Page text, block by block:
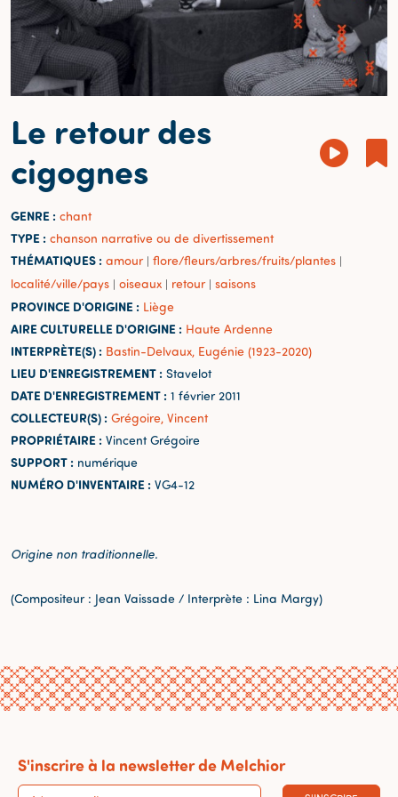
Le retour des
cigognes
GENRE : chant
TYPE : chanson narrative ou de divertissement
THÉMATIQUES : amour | flore/fleurs/arbres/fruits/plantes |
localité/ville/pays | oiseaux | retour | saisons
PROVINCE D'ORIGINE : Liège
AIRE CULTURELLE D'ORIGINE : Haute Ardenne
INTERPRÈTE(S) : Bastin-Delvaux, Eugénie (1923-2020)
LIEU D'ENREGISTREMENT : Stavelot
DATE D'ENREGISTREMENT : 1 février 2011
COLLECTEUR(S) : Grégoire, Vincent
PROPRIÉTAIRE : Vincent Grégoire
SUPPORT : numérique
NUMÉRO D'INVENTAIRE : VG4-12
Origine non traditionnelle.
(Compositeur : Jean Vaissade / Interprète : Lina Margy)
S'inscrire à la newsletter de Melchior